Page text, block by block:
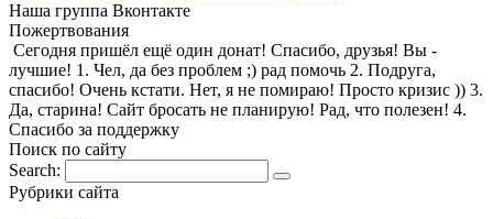
Наша группа Вконтакте
Пожертвования
Сегодня пришёл ещё один донат! Спасибо, друзья! Вы -
лучшие! 1. Чел, да без проблем ;) рад помочь 2. Подруга,
спасибо! Очень кстати. Нет, я не помираю! Просто кризис )) 3.
Да, старина! Сайт бросать не планирую! Рад, что полезен! 4.
Спасибо за поддержку
Поиск по сайту
Search:
Рубрики сайта